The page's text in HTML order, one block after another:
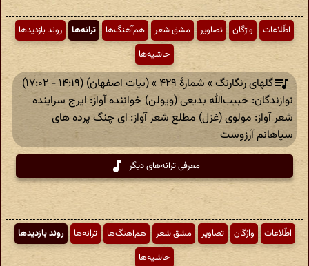
اطّلاعات واژگان تصاویر مشق شعر هم‌آهنگ‌ها ترانه‌ها
روند بازدیدها
حاشیه‌ها
گلهای رنگارنگ » شمارهٔ ۴۲۹ » (بیات اصفهان) (۱۴:۱۹ - ۱۷:۰۲)
نوازندگان: حبیب‌الله بدیعی (‎ویولن) خواننده آواز: ‏ایرج سراینده
شعر آواز: مولوی (غزل) مطلع شعر آواز: ای چنگ پرده های
سپاهانم آرزوست
معرفی ترانه‌های دیگر
اطّلاعات واژگان تصاویر مشق شعر هم‌آهنگ‌ها ترانه‌ها
روند بازدیدها
حاشیه‌ها